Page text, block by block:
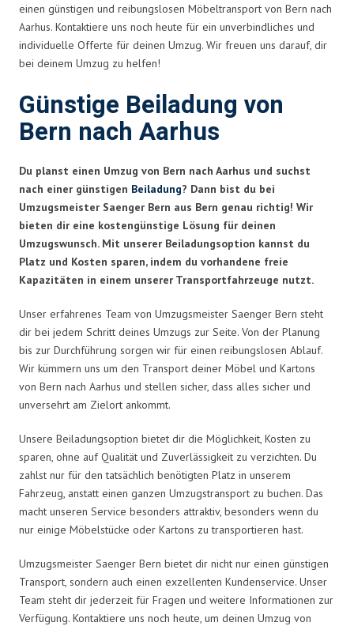
einen günstigen und reibungslosen Möbeltransport von Bern nach
Aarhus. Kontaktiere uns noch heute für ein unverbindliches und
individuelle Offerte für deinen Umzug. Wir freuen uns darauf, dir
bei deinem Umzug zu helfen!
Günstige Beiladung von
Bern nach Aarhus
Du planst einen Umzug von Bern nach Aarhus und suchst
nach einer günstigen Beiladung? Dann bist du bei
Umzugsmeister Saenger Bern aus Bern genau richtig! Wir
bieten dir eine kostengünstige Lösung für deinen
Umzugswunsch. Mit unserer Beiladungsoption kannst du
Platz und Kosten sparen, indem du vorhandene freie
Kapazitäten in einem unserer Transportfahrzeuge nutzt.
Unser erfahrenes Team von Umzugsmeister Saenger Bern steht
dir bei jedem Schritt deines Umzugs zur Seite. Von der Planung
bis zur Durchführung sorgen wir für einen reibungslosen Ablauf.
Wir kümmern uns um den Transport deiner Möbel und Kartons
von Bern nach Aarhus und stellen sicher, dass alles sicher und
unversehrt am Zielort ankommt.
Unsere Beiladungsoption bietet dir die Möglichkeit, Kosten zu
sparen, ohne auf Qualität und Zuverlässigkeit zu verzichten. Du
zahlst nur für den tatsächlich benötigten Platz in unserem
Fahrzeug, anstatt einen ganzen Umzugstransport zu buchen. Das
macht unseren Service besonders attraktiv, besonders wenn du
nur einige Möbelstücke oder Kartons zu transportieren hast.
Umzugsmeister Saenger Bern bietet dir nicht nur einen günstigen
Transport, sondern auch einen exzellenten Kundenservice. Unser
Team steht dir jederzeit für Fragen und weitere Informationen zur
Verfügung. Kontaktiere uns noch heute, um deinen Umzug von